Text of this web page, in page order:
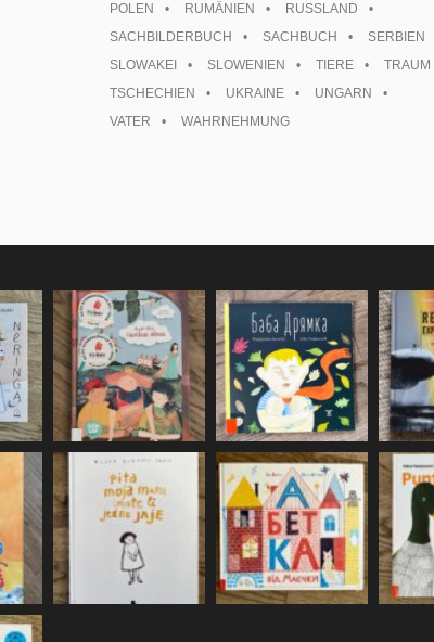
POLEN
RUMÄNIEN
RUSSLAND
SACHBILDERBUCH
SACHBUCH
SERBIEN
SLOWAKEI
SLOWENIEN TIERE
TRAUM
TSCHECHIEN
UKRAINE
UNGARN
VATER
WAHRNEHMUNG